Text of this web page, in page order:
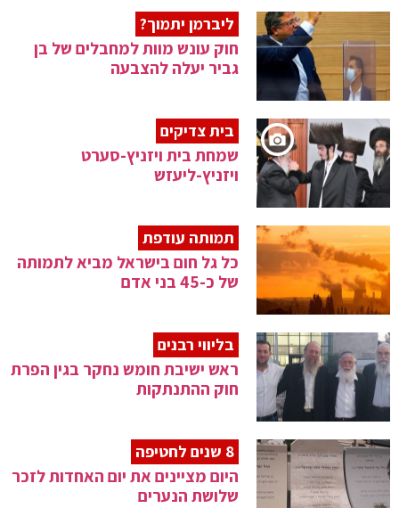
ליברמן יתמוך?
חוק עונש מוות למחבלים של בן
גביר יעלה להצבעה
בית צדיקים
שמחת בית ויזניץ-סערט
ויזניץ-ליעזש
תמותה עודפת
כל גל חום בישראל מביא לתמותה
של כ-45 בני אדם
בליווי רבנים
ראש ישיבת חומש נחקר בגין הפרת
חוק ההתנתקות
8 שנים לחטיפה
היום מציינים את יום האחדות לזכר
שלושת הנערים